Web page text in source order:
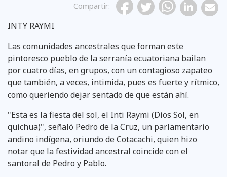
Compartir:
INTY RAYMI
Las comunidades ancestrales que forman este
pintoresco pueblo de la serranía ecuatoriana bailan
por cuatro días, en grupos, con un contagioso zapateo
que también, a veces, intimida, pues es fuerte y rítmico,
como queriendo dejar sentado de que están ahí.
"Esta es la fiesta del sol, el Inti Raymi (Dios Sol, en
quichua)", señaló Pedro de la Cruz, un parlamentario
andino indígena, oriundo de Cotacachi, quien hizo
notar que la festividad ancestral coincide con el
santoral de Pedro y Pablo.